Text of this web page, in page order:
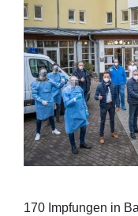
170 Impfungen in